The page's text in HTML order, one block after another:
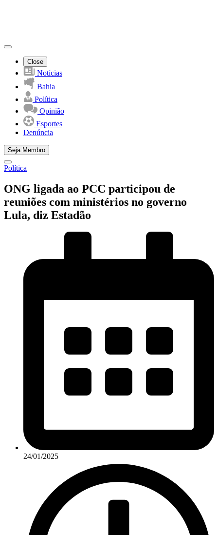
Close
Notícias
Bahia
Política
Opinião
Esportes
Denúncia
Seja Membro
Política
ONG ligada ao PCC participou de
reuniões com ministérios no governo
Lula, diz Estadão
24/01/2025